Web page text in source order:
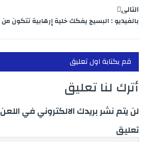
التالي
بالفيديو : البسيج يفكك خلية إٍرهابية تتكون من 9 متطرفين بطنجة ..
قم بكتابة اول تعليق
أترك لنا تعليق
لن يتم نشر بريدك الالكتروني في اللعن
تعليق